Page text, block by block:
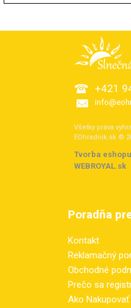
+421
Všetky práva
EOhradnik.sk ©
Tvorba eshopu
WEBROYAL.sk
Poradňa
Kontakt
Reklamačný
Obchodné
Prečo sa
Ako Nakupovať